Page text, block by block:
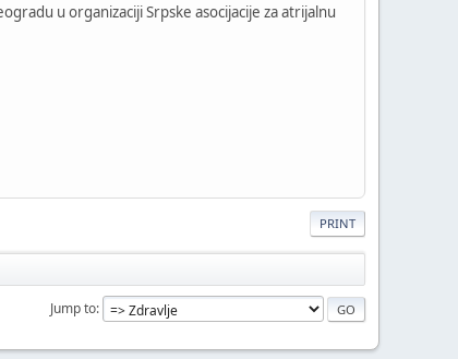
u organizaciji Srpske asocijacije za atrijalnu
PRINT
Jump to